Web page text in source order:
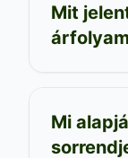
Mit
Mi